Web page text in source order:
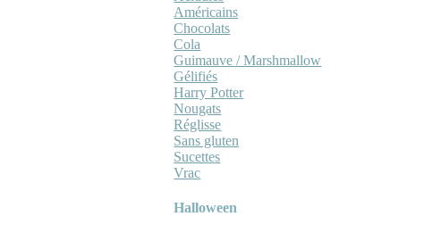
Américains
Chocolats
Cola
Guimauve / Marshmallow
Gélifiés
Harry Potter
Nougats
Réglisse
Sans gluten
Sucettes
Vrac
Halloween